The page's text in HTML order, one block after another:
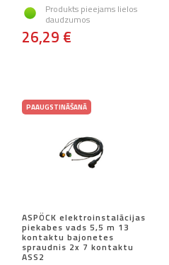
Produkts pieejams lielos
daudzumos
26,29 €
PAAUGSTINĀŠANĀ
ASPÖCK elektroinstalācijas
piekabes vads 5,5 m 13
kontaktu bajonetes
spraudnis 2x 7 kontaktu
ASS2